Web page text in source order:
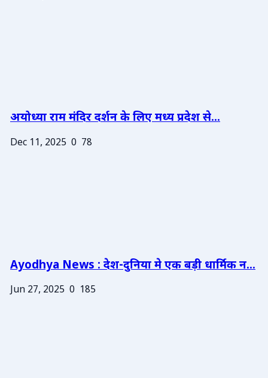
अयोध्या राम मंदिर दर्शन के लिए मध्य प्रदेश से...
Dec 11, 2025 0 78
Ayodhya News : देश-दुनिया मे एक बड़ी धार्मिक न...
Jun 27, 2025 0 185